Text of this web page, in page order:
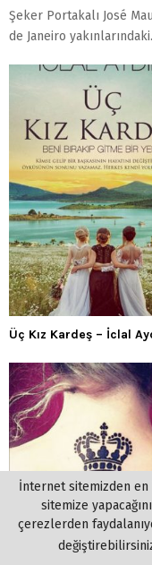
Şeker Portakalı José
de Janeiro
Üç Kız Kardeş – İclal
İnternet sitemizden
sitemize
çerezlerden